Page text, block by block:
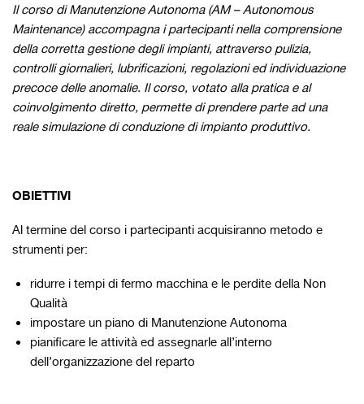
Il corso di Manutenzione Autonoma (AM – Autonomous
Maintenance) accompagna i partecipanti nella comprensione
della corretta gestione degli impianti, attraverso pulizia,
controlli giornalieri, lubrificazioni, regolazioni ed individuazione
precoce delle anomalie. Il corso, votato alla pratica e al
coinvolgimento diretto, permette di prendere parte ad una
reale simulazione di conduzione di impianto produttivo.
OBIETTIVI
Al termine del corso i partecipanti acquisiranno metodo e
strumenti per:
ridurre i tempi di fermo macchina e le perdite della Non
Qualità
impostare un piano di Manutenzione Autonoma
pianificare le attività ed assegnarle all’interno
dell’organizzazione del reparto